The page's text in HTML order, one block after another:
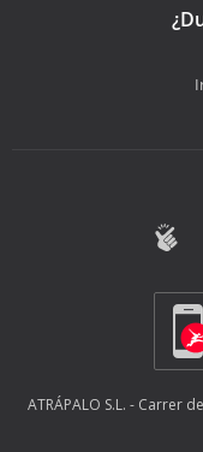
ATRÁPALO S.L. - Carrer